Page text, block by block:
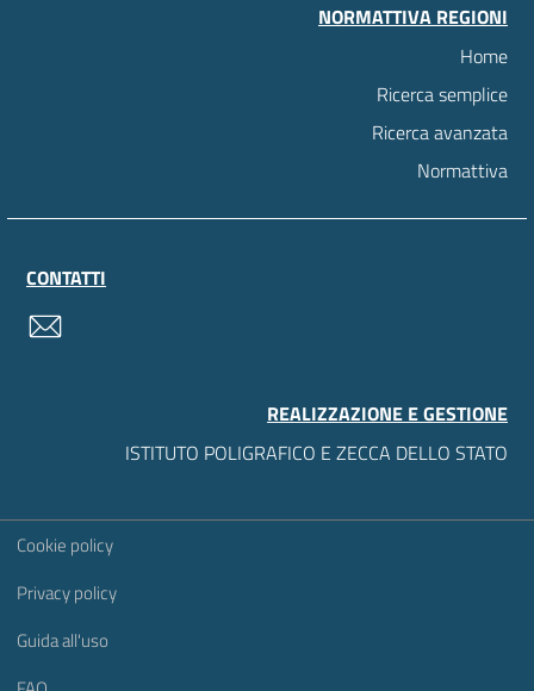
NORMATTIVA REGIONI
Home
Ricerca semplice
Ricerca avanzata
Normattiva
CONTATTI
REALIZZAZIONE E GESTIONE
ISTITUTO POLIGRAFICO E ZECCA DELLO STATO
Sezione Link Utili
Cookie policy
Privacy policy
Guida all'uso